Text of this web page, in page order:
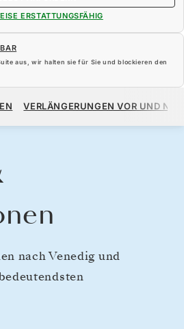
ERSTATTUNGSFÄHIG
aus, wir halten sie für Sie und blockieren den
$ VERLÄNGERUNGEN VOR UND
nach Venedig und
Von Nafplio, der